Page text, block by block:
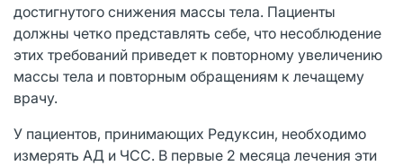
достигнутого снижения массы тела. Пациенты
должны четко представлять себе, что несоблюдение
этих требований приведет к повторному увеличению
массы тела и повторным обращениям к лечащему
врачу.
У пациентов, принимающих Редуксин, необходимо
измерять АД и ЧСС. В первые 2 месяца лечения эти